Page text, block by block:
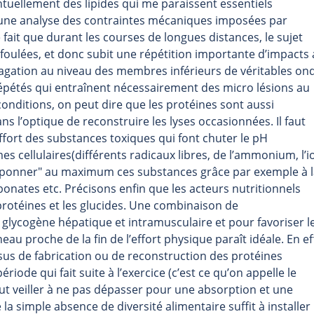
des lipides qui me paraissent essentiels
analyse des contraintes mécaniques imposées par
que durant les courses de longues distances, le sujet
et donc subit une répétition importante d’impacts
au niveau des membres inférieurs de véritables
qui entraînent nécessairement des micro lésions au
on peut dire que les protéines sont aussi
l’optique de reconstruire les lyses occasionnées. Il faut
des substances toxiques qui font chuter le pH
cellulaires(différents radicaux libres, de l’ammonium,
au maximum ces substances grâce par exemple à
etc. Précisons enfin que les acteurs nutritionnels
et les glucides. Une combinaison de
hépatique et intramusculaire et pour favoriser
proche de la fin de l’effort physique paraît idéale. En
de fabrication ou de reconstruction des protéines
qui fait suite à l’exercice (c’est ce qu’on appelle le
veiller à ne pas dépasser pour une absorption et une
simple absence de diversité alimentaire suffit à installer